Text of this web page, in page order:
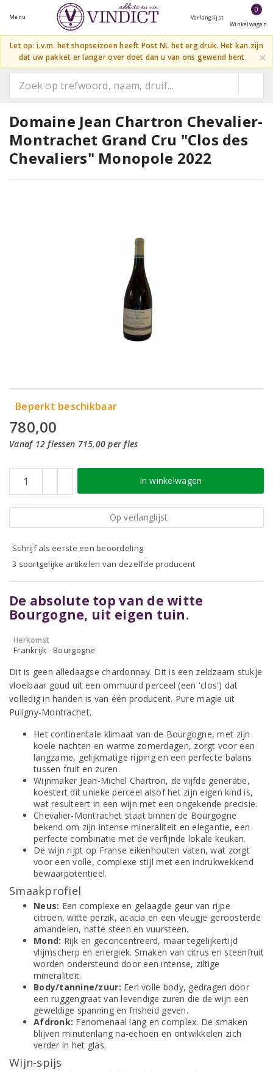
Menu Verlanglijst
0
Winkelwagen
Let op: i.v.m. het shopseizoen heeft Post NL het erg druk. Het kan zijn
dat uw pakket er langer over doet dan u van ons gewend bent.
×
Domaine Jean Chartron Chevalier-
Montrachet Grand Cru "Clos des
Chevaliers" Monopole 2022
Beperkt beschikbaar
780,00
Vanaf 12 flessen 715,00 per fles
In winkelwagen
Op verlanglijst
Schrijf als eerste een beoordeling
3 soortgelijke artikelen van dezelfde producent
De absolute top van de witte
Bourgogne, uit eigen tuin.
Herkomst
Frankrijk - Bourgogne
Dit is geen alledaagse chardonnay. Dit is een zeldzaam stukje
vloeibaar goud uit een ommuurd perceel (een 'clos') dat
volledig in handen is van één producent. Pure magie uit
Puligny-Montrachet.
Het continentale klimaat van de Bourgogne, met zijn
koele nachten en warme zomerdagen, zorgt voor een
langzame, gelijkmatige rijping en een perfecte balans
tussen fruit en zuren.
Wijnmaker Jean-Michel Chartron, de vijfde generatie,
koestert dit unieke perceel alsof het zijn eigen kind is,
wat resulteert in een wijn met een ongekende precisie.
Chevalier-Montrachet staat binnen de Bourgogne
bekend om zijn intense mineraliteit en elegantie, een
perfecte combinatie met de verfijnde lokale keuken.
De wijn rijpt op Franse eikenhouten vaten, wat zorgt
voor een volle, complexe stijl met een indrukwekkend
bewaarpotentieel.
Smaakprofiel
Neus: Een complexe en gelaagde geur van rijpe
citroen, witte perzik, acacia en een vleugje geroosterde
amandelen, natte steen en vuursteen.
Mond: Rijk en geconcentreerd, maar tegelijkertijd
vlijmscherp en energiek. Smaken van citrus en steenfruit
worden ondersteund door een intense, ziltige
mineraliteit.
Body/tannine/zuur: Een volle body, gedragen door
een ruggengraat van levendige zuren die de wijn een
geweldige spanning en frisheid geven.
Afdronk: Fenomenaal lang en complex. De smaken
blijven minutenlang na-echoën en ontwikkelen zich
verder in het glas.
Wijn-spijs